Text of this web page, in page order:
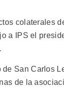
colaterales
a IPS el
de San Carlos
de la